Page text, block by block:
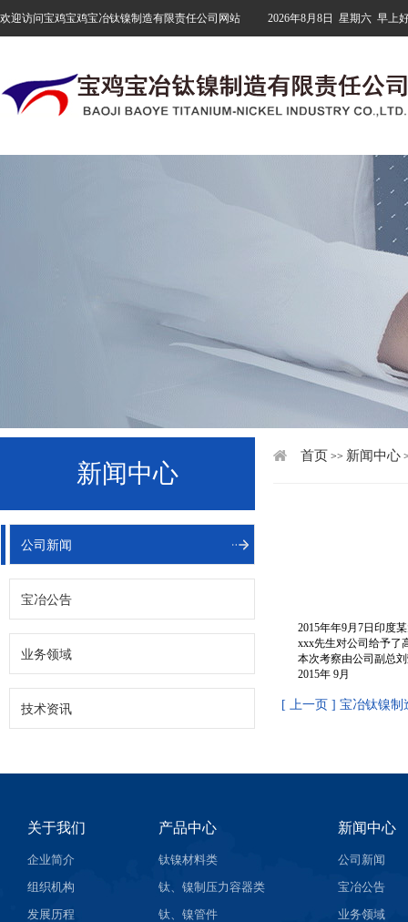
欢迎访问宝鸡宝鸡宝冶钛镍制造有限责任公司网站 2026年8月8日 星期六 早上
新闻中心
公司新闻
宝冶公告
业务领域
技术资讯
首页 >> 新闻中心
2015年年9月7日印度
xxx先生对公司给予了
本次考察由公司副总
2015年 9月
[ 上一页 ] 宝冶钛镍
关于我们
企业简介
组织机构
发展历程
产品中心
钛镍材料类
钛、镍制压力容器类
钛、镍管件
新闻中心
公司新闻
宝冶公告
业务领域